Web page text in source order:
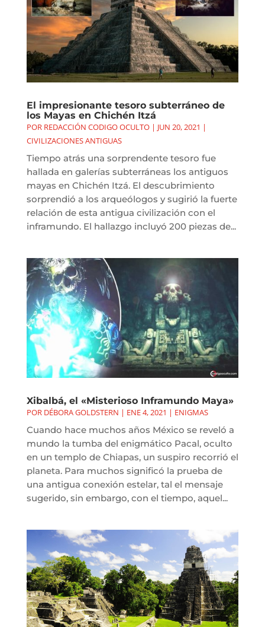
El impresionante tesoro subterráneo de
los Mayas en Chichén Itzá
POR REDACCIÓN CODIGO OCULTO| JUN 20, 2021 |
CIVILIZACIONES ANTIGUAS
Tiempo atrás una sorprendente tesoro fue
hallada en galerías subterráneas los antiguos
mayas en Chichén Itzá. El descubrimiento
sorprendió a los arqueólogos y sugirió la fuerte
relación de esta antigua civilización con el
inframundo. El hallazgo incluyó 200 piezas de...
Xibalbá, el «Misterioso Inframundo Maya»
POR DÉBORA GOLDSTERN | ENE 4, 2021 | ENIGMAS
Cuando hace muchos años México se reveló a
mundo la tumba del enigmático Pacal, oculto
en un templo de Chiapas, un suspiro recorrió el
planeta. Para muchos significó la prueba de
una antigua conexión estelar, tal el mensaje
sugerido, sin embargo, con el tiempo, aquel...